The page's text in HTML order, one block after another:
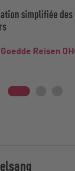
simplifiée des
Reisen